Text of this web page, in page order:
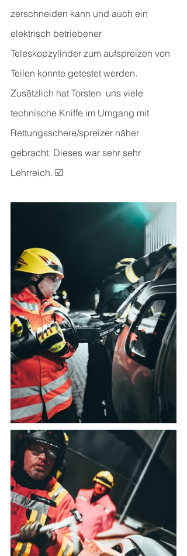
zerschneiden kann und auch ein
elektrisch betriebener
Teleskopzylinder zum aufspreizen von
Teilen konnte getestet werden.
Zusätzlich hat Torsten  uns viele
technische Kniffe im Umgang mit
Rettungsschere/spreizer näher
gebracht. Dieses war sehr sehr
Lehrreich. ☑️